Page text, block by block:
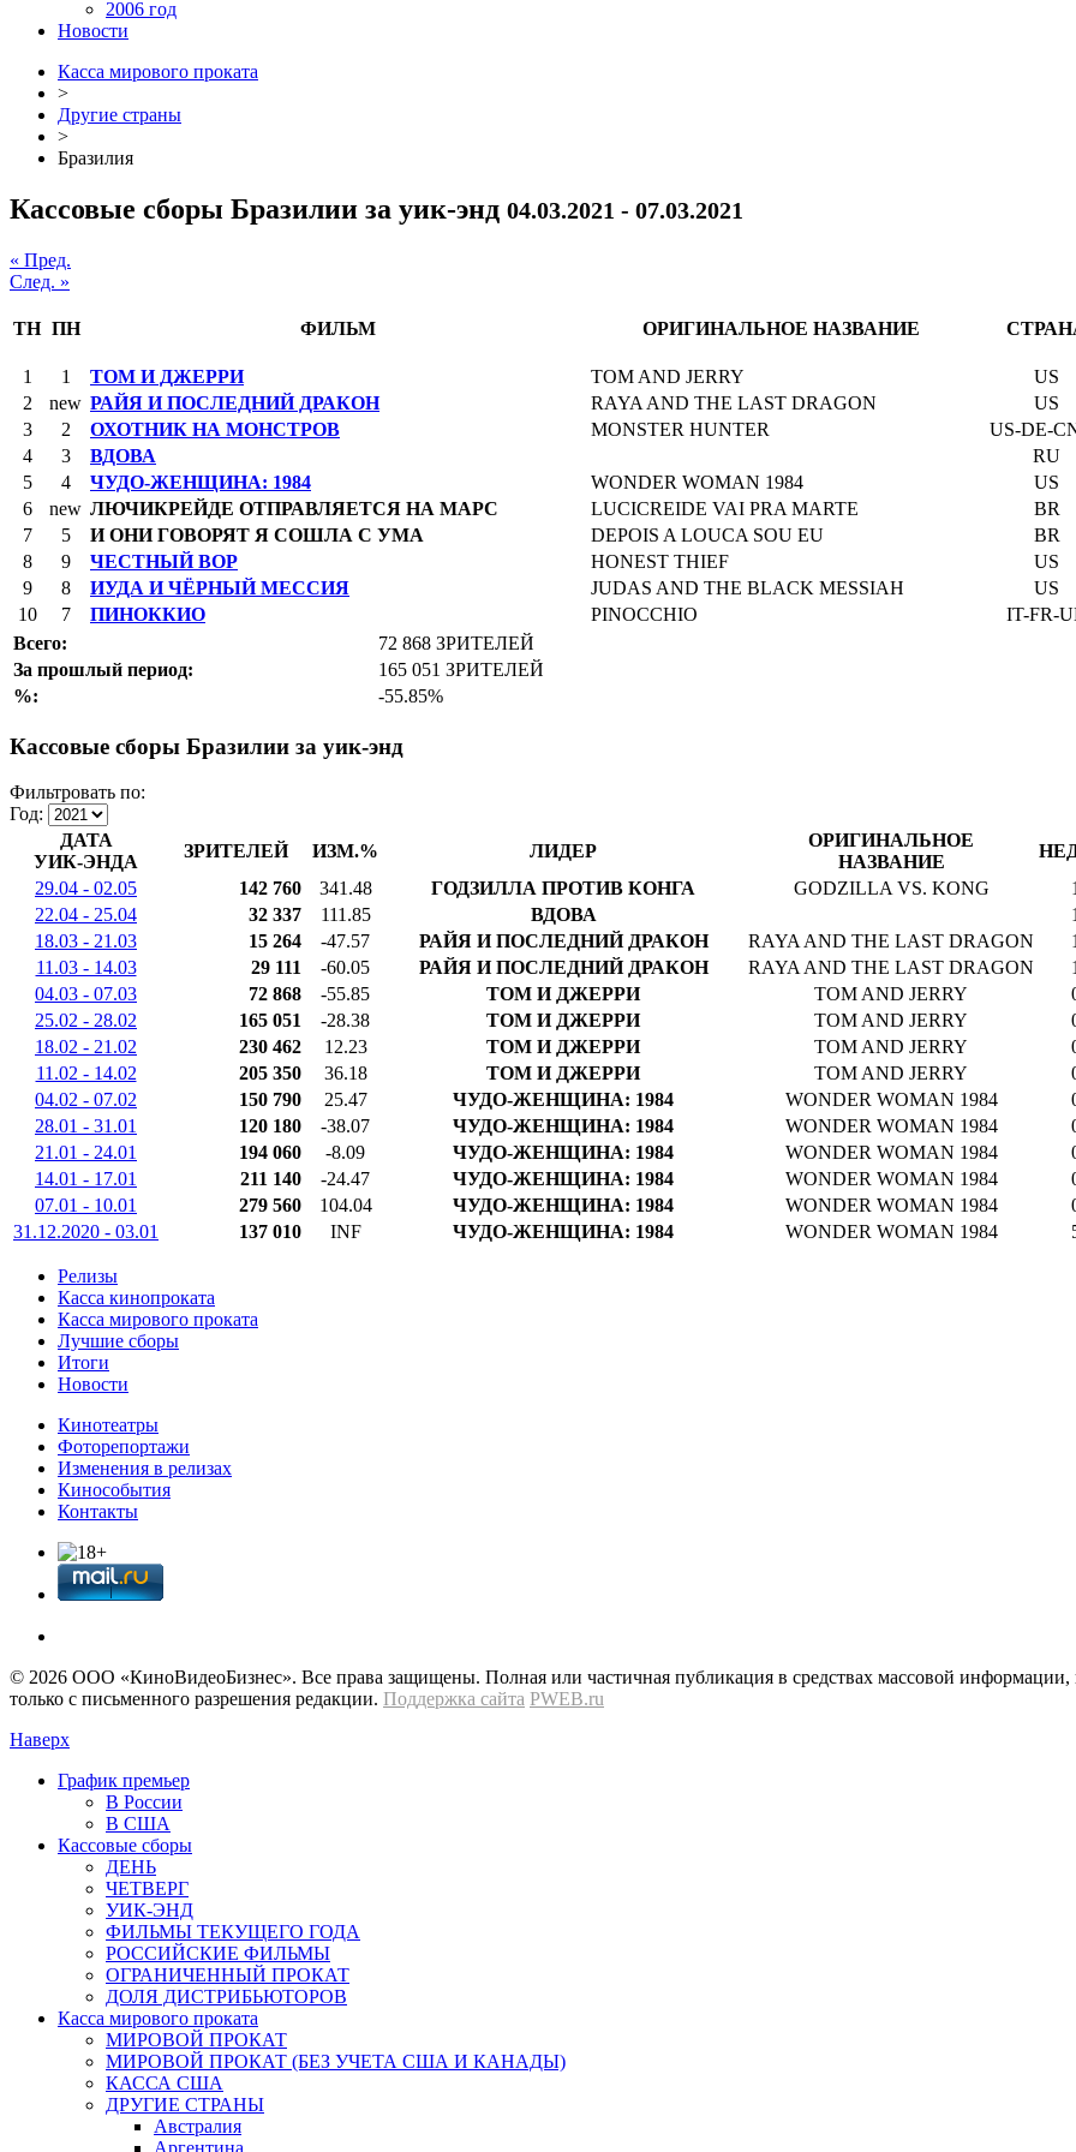
2006 год
Новости
Касса мирового проката
>
Другие страны
>
Бразилия
Кассовые сборы Бразилии за уик-энд 04.03.2021 - 07.03.2021
« Пред.
След. »
ТН ПН ФИЛЬМ ОРИГИНАЛЬНОЕ НАЗВАНИЕ
1 1 ТОМ И ДЖЕРРИ TOM AND JERRY
US
2
new РАЙЯ И ПОСЛЕДНИЙ ДРАКОН RAYA AND THE LAST DRAGON
US
3
2 ОХОТНИК НА МОНСТРОВ MONSTER HUNTER
US-DE-
4
3 ВДОВА
RU
5
4 ЧУДО-ЖЕНЩИНА: 1984 WONDER WOMAN 1984
US
6
new ЛЮЧИКРЕЙДЕ ОТПРАВЛЯЕТСЯ НА МАРС LUCICREIDE VAI PRA MARTE
BR
7
5 И ОНИ ГОВОРЯТ Я СОШЛА С УМА DEPOIS A LOUCA SOU EU
BR
8
9 ЧЕСТНЫЙ ВОР HONEST THIEF
US
9
8 ИУДА И ЧЁРНЫЙ МЕССИЯ JUDAS AND THE BLACK MESSIAH
US
10
7 ПИНОККИО PINOCCHIO
IT-FR-
Всего:
72 868 ЗРИТЕЛЕЙ
За прошлый период:
165 051 ЗРИТЕЛЕЙ
%:
-55.85%
Кассовые сборы Бразилии за уик-энд
Фильтровать по:
Год:
ДАТА
УИК-ЭНДА
ЗРИТЕЛЕЙ ИЗМ.% ЛИДЕР
ОРИГИНАЛЬНОЕ
НАЗВАНИЕ
29.04 - 02.05
142 760 341.48 ГОДЗИЛЛА ПРОТИВ КОНГА GODZILLA VS. KONG
22.04 - 25.04
32 337 111.85 ВДОВА
18.03 - 21.03
15 264 -47.57 РАЙЯ И ПОСЛЕДНИЙ ДРАКОН RAYA AND THE LAST DRAGON
11.03 - 14.03
29 111 -60.05 РАЙЯ И ПОСЛЕДНИЙ ДРАКОН RAYA AND THE LAST DRAGON
04.03 - 07.03
72 868 -55.85 ТОМ И ДЖЕРРИ TOM AND JERRY
25.02 - 28.02
165 051 -28.38 ТОМ И ДЖЕРРИ TOM AND JERRY
18.02 - 21.02
230 462 12.23 ТОМ И ДЖЕРРИ TOM AND JERRY
11.02 - 14.02
205 350 36.18 ТОМ И ДЖЕРРИ TOM AND JERRY
04.02 - 07.02
150 790 25.47 ЧУДО-ЖЕНЩИНА: 1984 WONDER WOMAN 1984
28.01 - 31.01
120 180 -38.07 ЧУДО-ЖЕНЩИНА: 1984 WONDER WOMAN 1984
21.01 - 24.01
194 060 -8.09 ЧУДО-ЖЕНЩИНА: 1984 WONDER WOMAN 1984
14.01 - 17.01
211 140 -24.47 ЧУДО-ЖЕНЩИНА: 1984 WONDER WOMAN 1984
07.01 - 10.01
279 560 104.04 ЧУДО-ЖЕНЩИНА: 1984 WONDER WOMAN 1984
31.12.2020 - 03.01
137 010 INF ЧУДО-ЖЕНЩИНА: 1984 WONDER WOMAN 1984
Релизы
Касса кинопроката
Касса мирового проката
Лучшие сборы
Итоги
Новости
Кинотеатры
Фоторепортажи
Изменения в релизах
Кинособытия
Контакты
© 2026 OOО «КиноВидеоБизнес». Все права защищены. Полная или частичная публикация в средствах массовой информации,
только с письменного разрешения редакции. Поддержка сайта PWEB.ru
Наверх
График премьер
В России
В США
Кассовые сборы
ДЕНЬ
ЧЕТВЕРГ
УИК-ЭНД
ФИЛЬМЫ ТЕКУЩЕГО ГОДА
РОССИЙСКИЕ ФИЛЬМЫ
ОГРАНИЧЕННЫЙ ПРОКАТ
ДОЛЯ ДИСТРИБЬЮТОРОВ
Касса мирового проката
МИРОВОЙ ПРОКАТ
МИРОВОЙ ПРОКАТ (БЕЗ УЧЕТА США И КАНАДЫ)
КАССА США
ДРУГИЕ СТРАНЫ
Австралия